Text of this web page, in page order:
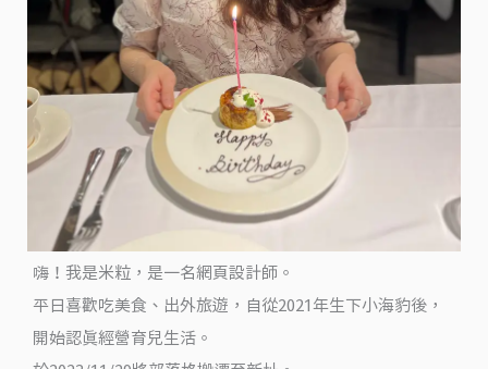
工
場、
清
水
地
熱、
13、
羅
東
嗨！我是米粒，是一名網頁設計師。
平日喜歡吃美食、出外旅遊，自從2021年生下小海豹後，
開始認真經營育兒生活。